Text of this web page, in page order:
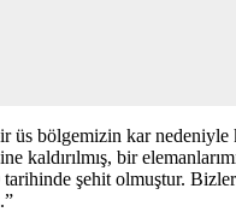
bölgemizin kar nedeniyle
kaldırılmış, bir
şehit olmuştur.